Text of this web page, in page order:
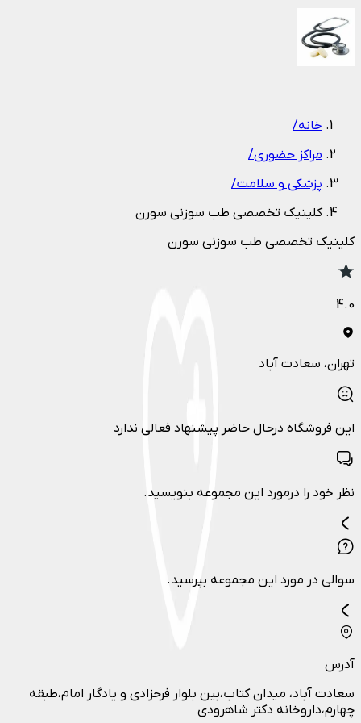
خانه/
مراکز حضوری/
پزشکی و سلامت/
کلینیک تخصصی طب سوزنی سورن
کلینیک تخصصی طب سوزنی سورن
4.0
تهران، سعادت آباد
این فروشگاه درحال حاضر پیشنهاد فعالی ندارد
نظر خود را درمورد این مجموعه بنویسید.
سوالی در مورد این مجموعه بپرسید.
آدرس
سعادت آباد، میدان کتاب،بین بلوار فرحزادی و یادگار امام،طبقه
چهارم،داروخانه دکتر شاهرودی